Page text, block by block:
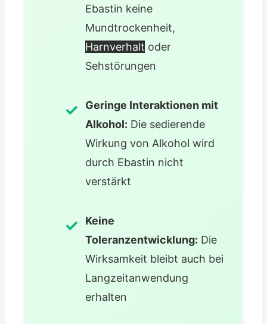
Ebastin keine
Mundtrockenheit,
Harnverhalt oder
Sehstörungen
Geringe Interaktionen mit
Alkohol: Die sedierende
Wirkung von Alkohol wird
durch Ebastin nicht
verstärkt
Keine
Toleranzentwicklung: Die
Wirksamkeit bleibt auch bei
Langzeitanwendung
erhalten